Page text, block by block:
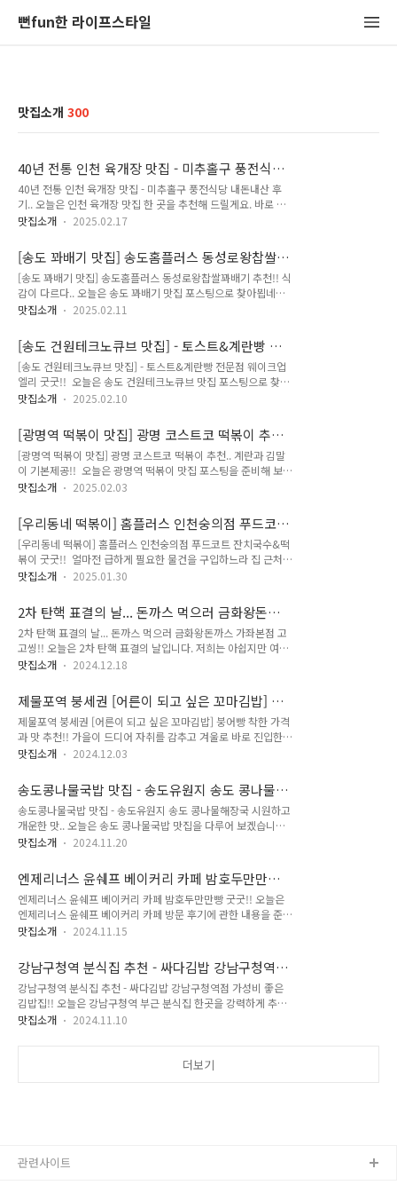
뻔fun한 라이프스타일
맛집소개 300
40년 전통 인천 육개장 맛집 - 미추홀구 풍전식당
내돈내산 후기..
40년 전통 인천 육개장 맛집 - 미추홀구 풍전식당 내돈내산 후
기.. 오늘은 인천 육개장 맛집 한 곳을 추천해 드릴게요. 바로 미
추홀구 인천기계공업고등학교 맞은편에 위치하고 있는 40년 전
금 현재 위치로 옮기고 났는데 주차장 시설도 완비되어 접근성이
좋아졌답니다... 그럼 풍전식당 내돈내산 후기 오늘의 포스팅 지
금부터 바로 시작해 보겠습니다. 풍전식당 이용안내 매장주소:
인천 미추홀구 남주길 5영업시간: 매일 06:00 - 22:00 (매주 화
요일 정기휴무)매장전화: 0507-1349-8710 (번호 클릭시 자동
들어서는데 매장 간판을 사진으로 남겨 봅니다. 네이버에서 제공
하는 ..
맛집소개 2025.02.17
[송도 꽈배기 맛집] 송도홈플러스 동성로왕찹쌀꽈
배기 추천!! 식감이 다르다..
[송도 꽈배기 맛집] 송도홈플러스 동성로왕찹쌀꽈배기 추천!! 식
감이 다르다.. 오늘은 송도 꽈배기 맛집 포스팅으로 찾아뵙네요.
추운 겨울이 되니 국민간식이 생각나곤 하는데요. 최근 제물포역
기가 자꾸만 생각나더라고요. 그래서 찾아가 보았습니다. 송도홈
플러스에 최근 동성로왕찹쌀꽈배기가 오픈했어요. 프랜차이즈
이름이 생소하긴 하지만 대구 현지에서는 줄서서 먹을 정도로 그
맛이 보장되었다는 동성로왕찹쌀꽈배기 인데요. 그럼 오늘의 내
용 지금부터 바로 시작해 보겠습니다... 저는 송도홈플러스 동성
오픈일을 알고 찾아간 건 아니랍니다. 저는 이미 오픈한지 며칠
된줄 알았는데 찾아간 날이 오픈날인..
맛집소개 2025.02.11
[송도 건원테크노큐브 맛집] - 토스트&계란빵 전
문점 웨이크업엘리 굿굿!!
[송도 건원테크노큐브 맛집] - 토스트&계란빵 전문점 웨이크업
엘리 굿굿!! 오늘은 송도 건원테크노큐브 맛집 포스팅으로 찾아
뵙네요. 토스트와 계란빵을 전문으로 하는 웨이크업엘리라고 하
송도를 마치 제집 드나드는 것처럼 휘젓고 다니는 중이랍니다.
그러던 중에 너무 배가 고파서 가볍게 요기할 수 있는 토스트나
계란빵을 찾고 있었는데 우연히 송도 테크노큐브 1층 상가에 계
란빵 전문점 '웨이크업엘리'를 발견했어요. 그럼 오늘의 포스팅
지금부터 바로 시작해 보겠습니다... 지난 2019년 2월에 입주를
사에서 참여한 중견건설사 건원건설이 시공한 건물입니다. 지상
1층은 상가, 2~5층까지는 공장으..
맛집소개 2025.02.10
[광명역 떡볶이 맛집] 광명 코스트코 떡볶이 추
천.. 계란과 김말이 기본제공!!
[광명역 떡볶이 맛집] 광명 코스트코 떡볶이 추천.. 계란과 김말
이 기본제공!! 오늘은 광명역 떡볶이 맛집 포스팅을 준비해 보았
습니다. 제가 추천해 드릴 광명역 떡볶이는 바로 광명 코스트코
본으로 제공되는 코스트코 떡볶이 그 가격 및 맛에 관한 내용을
다루어 볼게요. 그럼 오늘의 내용 지금부터 바로 시작해 보겠습
니다... 코스트코 푸드코트에서 만날 수 있는 기본 떡볶이 비주
얼만 보아도 정말 맛있어 보이지 않나요? 비주얼만이 아닙니다.
가격과 맛 또한 훌륭한데요. 현재 코스트코 푸드코트에서는
가 토핑으로 삶은 계란과 김말이까지 들어 있답니다... 떡볶이
만 먹기에는 살짝 아쉬워서..
맛집소개 2025.02.03
[우리동네 떡볶이] 홈플러스 인천숭의점 푸드코
트 잔치국수&떡볶이 굿굿!!
[우리동네 떡볶이] 홈플러스 인천숭의점 푸드코트 잔치국수&떡
볶이 굿굿!! 얼마전 급하게 필요한 물건을 구입하느라 집 근처
홈플러스 인천숭의점에 방문하게 되었습니다. 홈플러스 숭의점
점해 있는데요. 먼저 장보기 전 너무 허기가 져서 홈플러스 지하
1층 푸드코트에 방문해 보았답니다. 그럼 홈플러스 푸드코트 오
늘의 포스팅 지금부터 바로 시작해 보겠습니다... 평소에도 홈플
러스 인천숭의점은 한산한 편입니다. 이렇게 해서 과연 운영이
될까 싶을 정도로 구매자들은 점점 줄어들고 입점해 있던 매장들
만 어쨌든 홈플러스 운영은 계속하기 때문에 평일 저녁에 방문해
보았답니다... 매장 안에도 한산하지..
맛집소개 2025.01.30
2차 탄핵 표결의 날... 돈까스 먹으러 금화왕돈까
스 가좌본점 고고씽!!
2차 탄핵 표결의 날... 돈까스 먹으러 금화왕돈까스 가좌본점 고
고씽!! 오늘은 2차 탄핵 표결의 날입니다. 저희는 아쉽지만 여의
도에 함께 하지 못했고 강화 광성보를 들렀다가 돈까스 먹기 위
희의 눈과 귀는 여의도 국회로 향해 있었습니다. 그럼 오늘의 포
스팅 지금부터 바로 시작해 보겠습니다... 금화왕돈까스 가좌본
점 이용안내 매장위치: 인천 서구 가정로 37번 길 4영업시간: 매
일 11:00-21:30매장전화: 032-577-9998 (번호클릭 시 자동연
결됩니다.) 추운 겨울날 다시금 광성보를 찾아가 보았습니다. 마
마는 저희들의 마음속 힐링 장소랍니다. 얼마 전까지만 해도 광
성보는 ..
맛집소개 2024.12.18
제물포역 붕세권 [어른이 되고 싶은 꼬마김밥] 붕
어빵 착한 가격과 맛 추천!!
제물포역 붕세권 [어른이 되고 싶은 꼬마김밥] 붕어빵 착한 가격
과 맛 추천!! 가을이 드디어 자취를 감추고 겨울로 바로 진입한
느낌입니다. 첫눈이 이렇게 폭설로 내릴 줄 몰랐는데요. 이틀, 사
이상의 피해 없이 눈도 그치고 낮 동안에는 맑은 날이 펼쳐지기
를 기대해 봅니다. 겨울 하면 생각나는 국민간식 뭐가 있을까요?
찐빵, 군고구마, 홍시 그리고 붕어빵이 아닐까요? 오늘은 붕어빵
이야기입니다. 그럼 오늘의 포스팅 지금부터 바로 시작해 보겠습
니다... 어른이 되고 싶은 꼬마김밥 이용안내 매장주소: 인천 미
정기휴무)매장전화: 0507-1434-6707 (번호 클릭시 자동연..
맛집소개 2024.12.03
송도콩나물국밥 맛집 - 송도유원지 송도 콩나물해
장국 시원하고 개운한 맛..
송도콩나물국밥 맛집 - 송도유원지 송도 콩나물해장국 시원하고
개운한 맛.. 오늘은 송도 콩나물국밥 맛집을 다루어 보겠습니다.
송도유원지에는 은근 맛집들이 즐비한데요. 그중에서도 콩나물
그중에 가장 많은 손님들로 북적대는 집이 한 곳 있어요. 송도유
원지에 방문해 보시면 딱 아실 수 있답니다... 송도유원지 송도
콩나물해장국밥 오늘의 포스팅 장소인데요. 그럼 지금부터 바로
시작해 보겠습니다. 송도 콩나물해장국밥 이용 안내 매장위치:
인천 연수구 청량로 113번길 15 영업시간: 05:30 - 20:30
5772 (번호클릭시 자동연결됩니다.) 송도 콩나물해장국밥집은
특히 추운 ..
맛집소개 2024.11.20
엔제리너스 윤쉐프 베이커리 카페 밤호두만만빵
굿굿!!
엔제리너스 윤쉐프 베이커리 카페 밤호두만만빵 굿굿!! 오늘은
엔제리너스 윤쉐프 베이커리 카페 방문 후기에 관한 내용을 준비
해 보았습니다. 온수역은 환승을 위해서 이용을 자주 했지만 온
도로 자격시험을 보기 위해서 구로 상설시험장에 방문한 것인데
요. 전날 자격시험 응시 후 합격이라, 집에서 8시간 온라인교육
마치고 당일 다시 한번 자격증 발급을 위해서 방문했어요. 그리
고 자격증을 발급받고 난 뒤 온수역 가는 길에 잠시 엔제리너스
매장에 방문해 봅니다... 그럼 오늘의 포스팅 지금부터 바로 시작
맛집소개 2024.11.15
강남구청역 분식집 추천 - 싸다김밥 강남구청역점
가성비 좋은 김밥집!!
강남구청역 분식집 추천 - 싸다김밥 강남구청역점 가성비 좋은
김밥집!! 오늘은 강남구청역 부근 분식집 한곳을 강력하게 추천
해 드릴게요. 바로 싸다김밥 강남구청역점입니다. 가성비 좋은
다는 표현이 어울릴 듯싶네요. 그럼 오늘의 포스팅 지금부터 바
맛집소개 2024.11.10
더보기
관련사이트